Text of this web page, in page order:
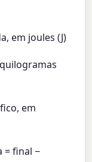
em joules (J)
em
= final −